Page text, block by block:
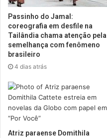
Passinho do Jamal:
coreografia em desfile na
Tailândia chama atenção pela
semelhança com fenômeno
brasileiro
4 dias atrás
Atriz paraense Domithila